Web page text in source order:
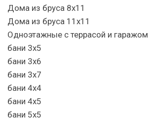
Дома из бруса 8х11
Дома из бруса 11х11
Одноэтажные с террасой и гаражом
бани 3х5
бани 3х6
бани 3х7
бани 4х4
бани 4х5
бани 5х5